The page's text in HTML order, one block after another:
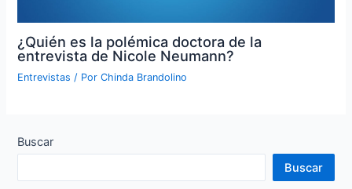
¿Quién es la polémica doctora de la
entrevista de Nicole Neumann?
Entrevistas / PorChinda Brandolino
Buscar
Buscar